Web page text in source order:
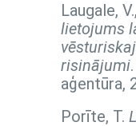
Laugale,
lietojums
risinājumi
aģentūra,
Porīte, T.